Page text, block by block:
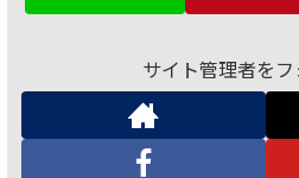
サイト管理者を